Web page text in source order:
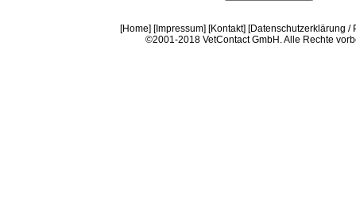
[Home] [Impressum] [Kontakt] [Datenschutzerklärung /
©2001-2018 VetContact GmbH. Alle Rechte